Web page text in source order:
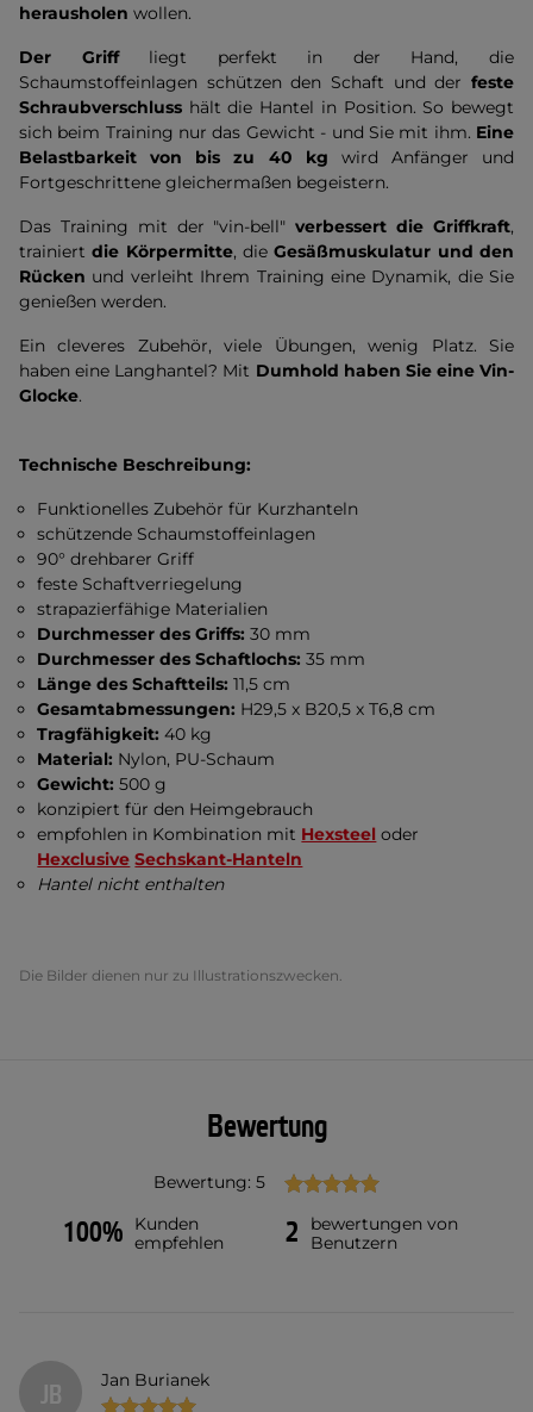
herausholen wollen.
Der Griffliegt perfekt in der Hand, die
Schaumstoffeinlagen schützen den Schaft und der feste
Schraubverschluss hält die Hantel in Position. So bewegt
sich beim Training nur das Gewicht - und Sie mit ihm. Eine
Belastbarkeit von bis zu 40 kg wird Anfänger und
Fortgeschrittene gleichermaßen begeistern.
Das Training mit der "vin-bell"verbessert die Griffkraft,
trainiertdie Körpermitte, dieGesäßmuskulatur und den
Rücken und verleiht Ihrem Training eine Dynamik, die Sie
genießen werden.
Ein cleveres Zubehör, viele Übungen, wenig Platz. Sie
haben eine Langhantel? Mit Dumhold haben Sie eine Vin-
Glocke.
Technische Beschreibung:
Funktionelles Zubehör für Kurzhanteln
schützende Schaumstoffeinlagen
90° drehbarer Griff
feste Schaftverriegelung
strapazierfähige Materialien
Durchmesser des Griffs:30 mm
Durchmesser des Schaftlochs:35 mm
Länge des Schaftteils:11,5 cm
Gesamtabmessungen: H29,5 x B20,5 x T6,8 cm
Tragfähigkeit:40 kg
Material: Nylon, PU-Schaum
Gewicht:500 g
konzipiert für den Heimgebrauch
empfohlen in Kombination mit Hexsteel oder
Hexclusive Sechskant-Hanteln
Hantel nicht enthalten
Die Bilder dienen nur zu Illustrationszwecken.
Bewertung
Bewertung: 5
100%
Kunden
empfehlen
2
bewertungen von
Benutzern
JB Jan Burianek